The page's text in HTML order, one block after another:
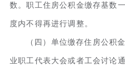
数。职工住房公积金缴存基数
度内不得再进行调整。
（四）单位缴存住房公积
业职工代表大会或者工会讨论